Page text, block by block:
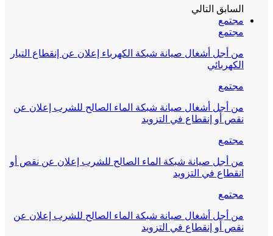
السابق التالي
مجتمع
مجتمع
من أجل أشغال صيانة شبكة الكهرباء إعلان عن إنقطاع التيار
الكهربائي
مجتمع
من أجل أشغال صيانة شبكة الماء الصالح للشرب إعلان عن
نقص أو إنقطاع في التزويد
مجتمع
من أجل صيانة شبكة الماء الصالح للشرب إعلان عن نقص أو
انقطاع في التزويد
مجتمع
من أجل أشغال صيانة شبكة الماء الصالح للشرب إعلان عن
نقص أو إنقطاع في التزويد